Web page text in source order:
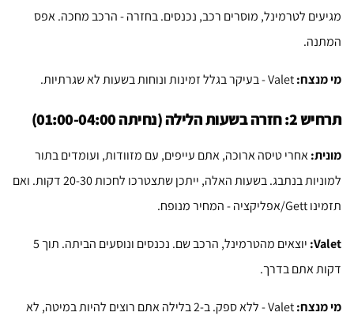
מגיעים לטרמינל, מוסרים רכב, נכנסים. בחזרה - הרכב מחכה. אפס
המתנה.
מי מנצח:
תרחיש 2: חזרה בשעות הלילה (נחיתה 01:00-04:00)
מונית:אחרי טיסה ארוכה, אתם עייפים, עם מזוודות, ועומדים בתור
למוניות בנתבג. בשעות האלה, ייתכן שתצטרכו לחכות 20-30 דקות. ואם
תזמינו Gett/אפליקציה - המחיר מנופח.
Valet:
יוצאים מהטרמינל, הרכב שם. נכנסים ונוסעים הביתה. תוך 5
דקות אתם בדרך.
מי מנצח:
Valet - ללא ספק. ב-2 בלילה אתם רוצים להיות במיטה, לא